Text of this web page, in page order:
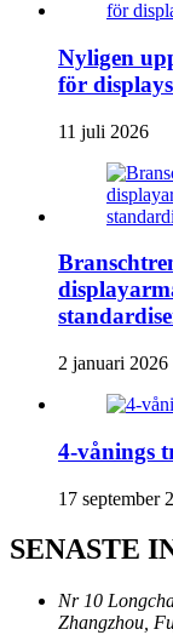
Nyligen
för
11 juli 2026
2 januari 2026
4-vånings
17 september
SENASTE
Nr 10
Zhangzhou,